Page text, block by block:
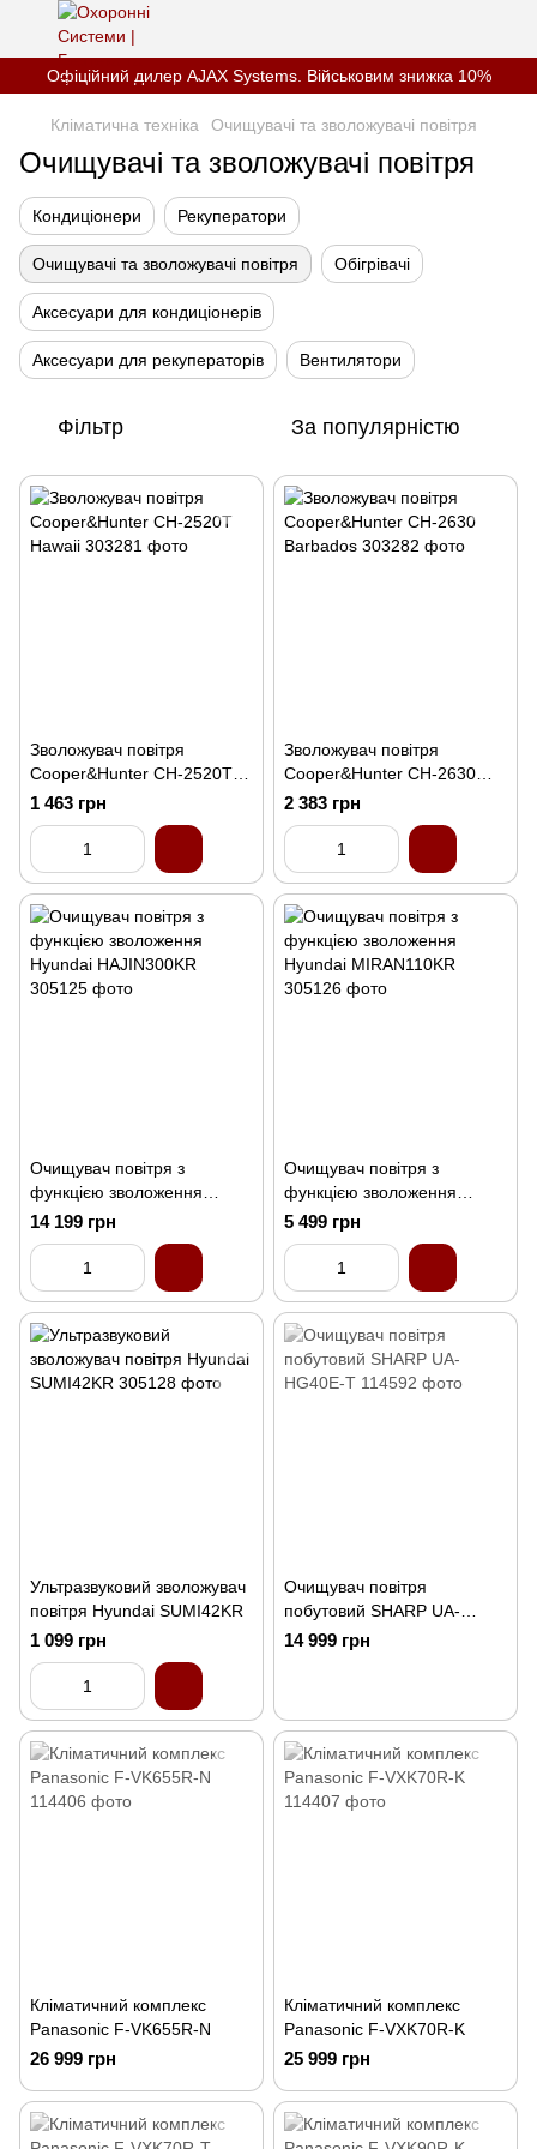
Офіційний дилер AJAX Systems. Військовим знижка 10%
Кліматична техніка Очищувачі та зволожувачі повітря
Очищувачі та зволожувачі повітря
Кондиціонери Рекуператори
Очищувачі та зволожувачі повітря Обігрівачі
Аксесуари для кондиціонерів
Аксесуари для рекуператорів Вентилятори
Фільтр За популярністю
Зволожувач повітря
Cooper&Hunter CH-2520Т
Hawaii
1 463 грн
Зволожувач повітря
Cooper&Hunter CH-2630
Barbados
2 383 грн
Очищувач повітря з
функцією зволоження
Hyundai HAJIN300KR
14 199 грн
Очищувач повітря з
функцією зволоження
Hyundai MIRAN110KR
5 499 грн
Ультразвуковий зволожувач
повітря Hyundai SUMI42KR
1 099 грн
Очищувач повітря
побутовий SHARP UA-
HG40E-T
14 999 грн
Кліматичний комплекс
Panasonic F-VK655R-N
26 999 грн
Кліматичний комплекс
Panasonic F-VXK70R-K
25 999 грн